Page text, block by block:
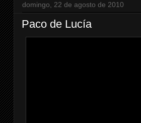
domingo, 22 de agosto de 2010
Paco de Lucía